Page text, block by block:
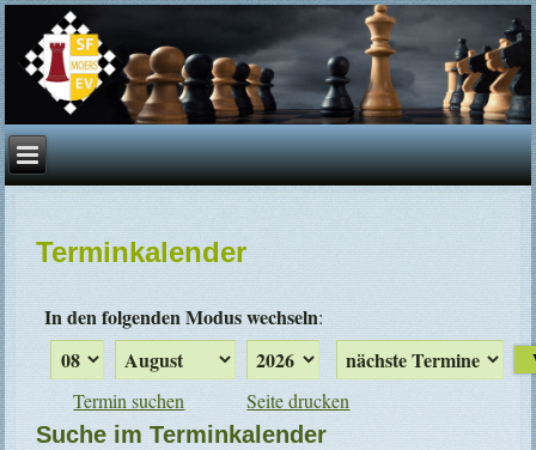
Terminkalender
In den folgenden Modus wechseln:
Termin suchen Seite drucken
Suche im Terminkalender